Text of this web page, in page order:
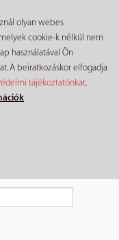
olyan webes
cookie-k nélkül nem
használatával Ön
A beiratkozáskor elfogadja
tájékoztatónkat,